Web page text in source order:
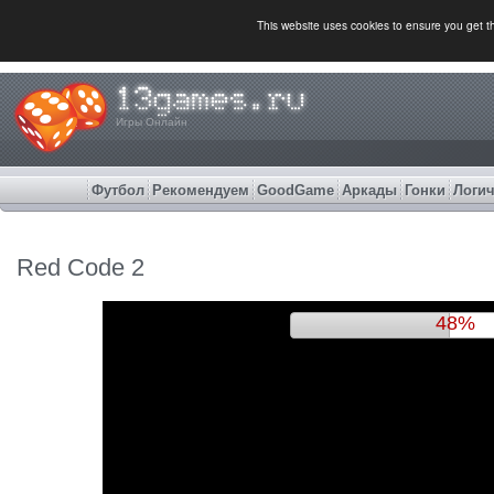
This website uses cookies to ensure you get
Игры Онлайн
Футбол Рекомендуем GoodGame Аркады Гонки
Red Code 2
52%